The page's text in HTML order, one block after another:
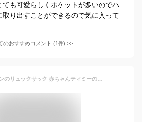
ても可愛らしくポケットが多いのでハ
取り出すことができるので気に入って
のおすすめコメント (1件) >
ひつじのショーンのリュックサック 赤ちゃんティミーのリュック 一升餅 お餅かつぎ＊出産祝いやギフトにもどうぞ＝ベビー用品